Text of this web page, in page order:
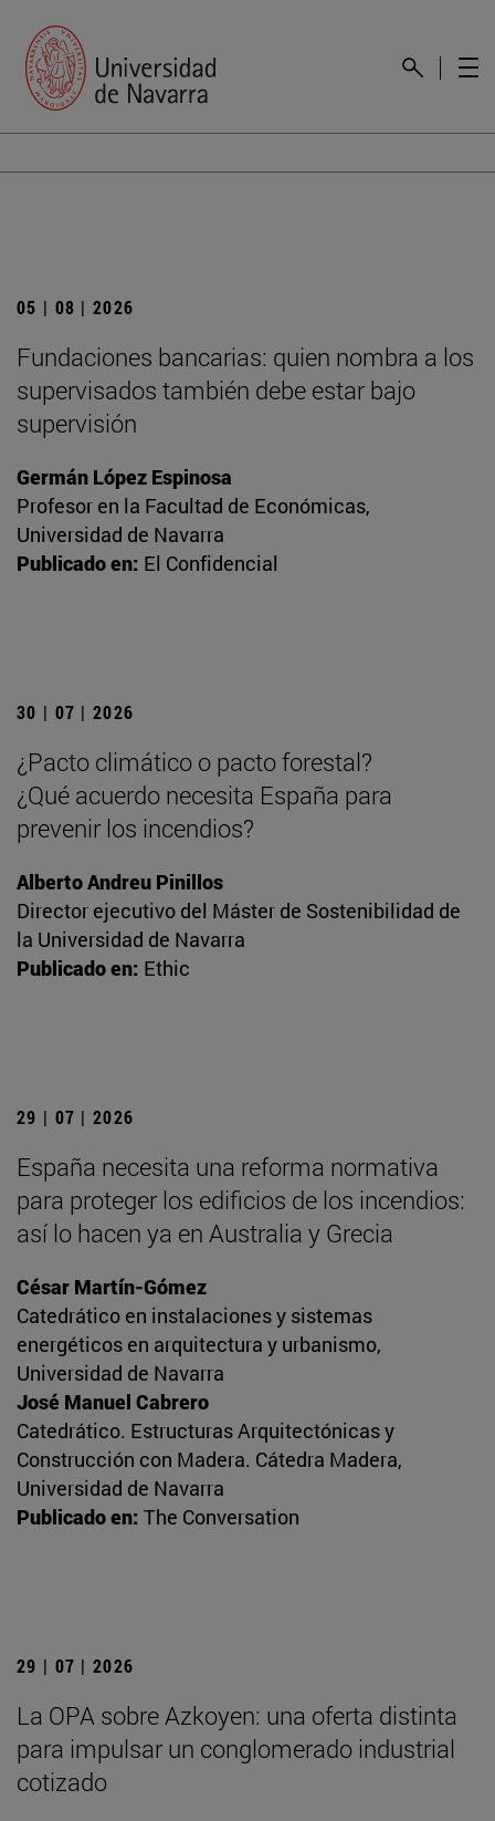
05 | 08 | 2026
Fundaciones bancarias: quien nombra a los
supervisados también debe estar bajo
supervisión
Germán López Espinosa
Profesor en la Facultad de Económicas,
Universidad de Navarra
Publicado en: El Confidencial
30 | 07 | 2026
¿Pacto climático o pacto forestal?
¿Qué acuerdo necesita España para
prevenir los incendios?
Alberto Andreu Pinillos
Director ejecutivo del Máster de Sostenibilidad de
la Universidad de Navarra
Publicado en: Ethic
29 | 07 | 2026
España necesita una reforma normativa
para proteger los edificios de los incendios:
así lo hacen ya en Australia y Grecia
César Martín-Gómez
Catedrático en instalaciones y sistemas
energéticos en arquitectura y urbanismo,
Universidad de Navarra
José Manuel Cabrero
Catedrático. Estructuras Arquitectónicas y
Construcción con Madera. Cátedra Madera,
Universidad de Navarra
Publicado en: The Conversation
29 | 07 | 2026
La OPA sobre Azkoyen: una oferta distinta
para impulsar un conglomerado industrial
cotizado